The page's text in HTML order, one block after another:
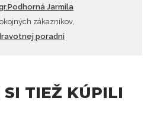
zákazníkov,
Jarmila
poradni
TIEŽ KÚPILI